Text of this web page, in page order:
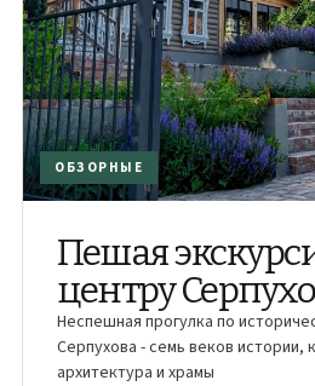
ОБЗОРНЫЕ
Пешая
центру
Неспешная прогулка по
Серпухова - семь веков истории,
архитектура и храмы